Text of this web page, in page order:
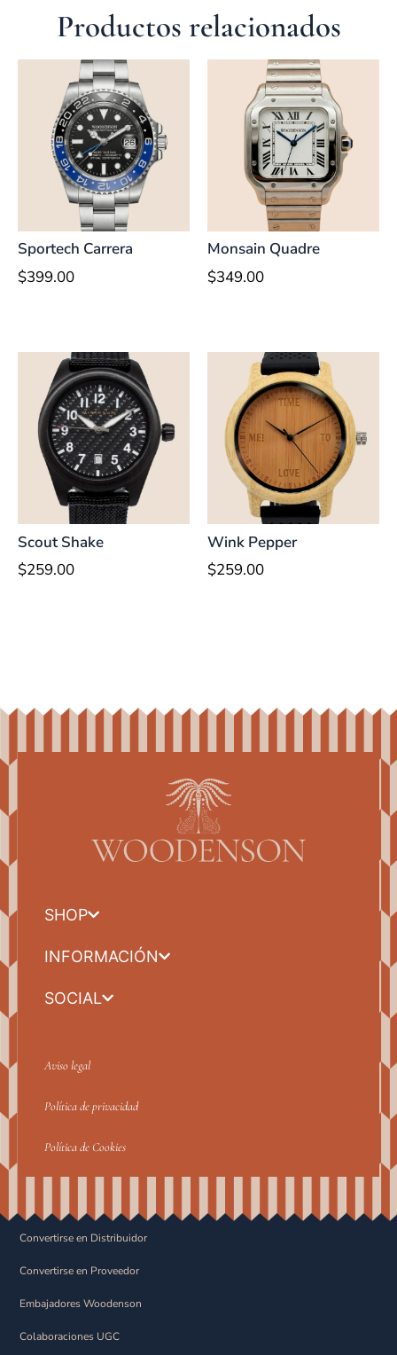
Productos relacionados
Sportech Carrera
$399.00
Monsain Quadre
$349.00
Scout Shake
$259.00
Wink Pepper
$259.00
SHOP
INFORMACIÓN
SOCIAL
Aviso legal
Política de privacidad
Política de Cookies
Convertirse en Distribuidor
Convertirse en Proveedor
Embajadores Woodenson
Colaboraciones UGC